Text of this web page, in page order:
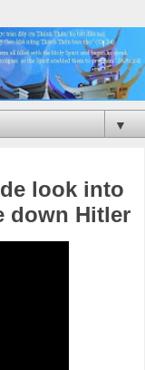
▼
look into
down Hitler